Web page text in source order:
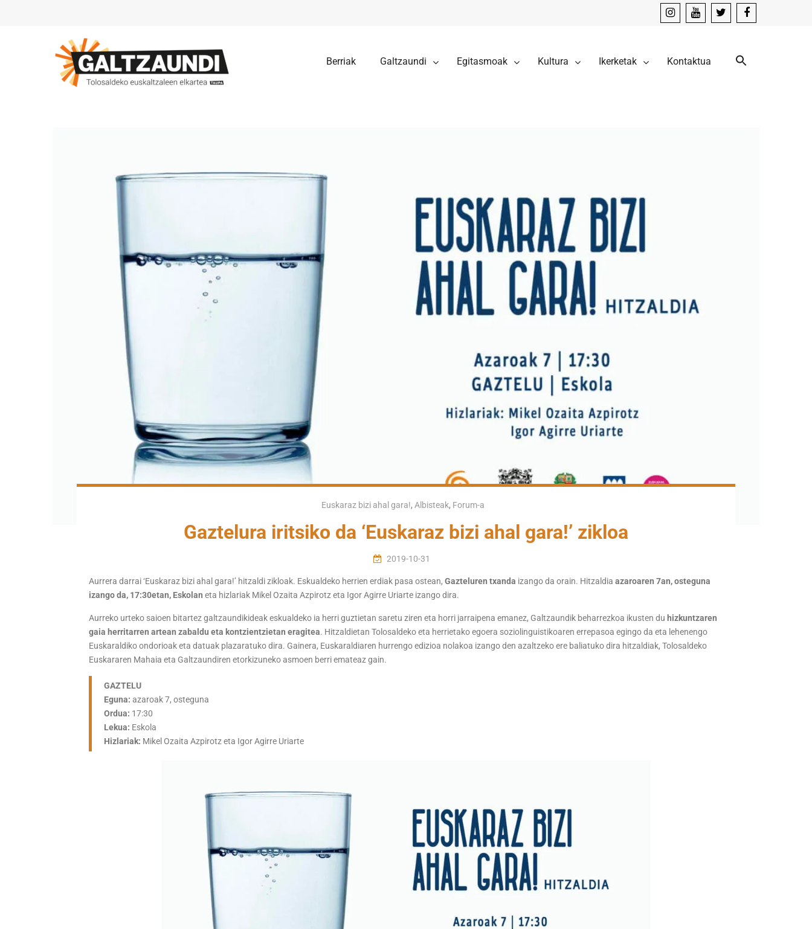
Berriak Galtzaundi Egitasmoak Kultura Ikerketak Kontaktua
Euskaraz bizi ahal gara!, Albisteak, Forum-a
Gaztelura iritsiko da ‘Euskaraz bizi ahal gara!’ zikloa
2019-10-31
Aurrera darrai ‘Euskaraz bizi ahal gara!’ hitzaldi zikloak. Eskualdeko herrien erdiak pasa ostean, Gazteluren txanda izango da orain. Hitzaldia azaroaren 7an, osteguna
izango da, 17:30etan, Eskolan eta hizlariak Mikel Ozaita Azpirotz eta Igor Agirre Uriarte izango dira.
Aurreko urteko saioen bitartez galtzaundikideak eskualdeko ia herri guztietan saretu ziren eta horri jarraipena emanez, Galtzaundik beharrezkoa ikusten du hizkuntzaren
gaia herritarren artean zabaldu eta kontzientzietan eragitea. Hitzaldietan Tolosaldeko eta herrietako egoera soziolinguistikoaren errepasoa egingo da eta lehenengo
Euskaraldiko ondorioak eta datuak plazaratuko dira. Gainera, Euskaraldiaren hurrengo edizioa nolakoa izango den azaltzeko ere baliatuko dira hitzaldiak, Tolosaldeko
Euskararen Mahaia eta Galtzaundiren etorkizuneko asmoen berri emateaz gain.
GAZTELU
Eguna: azaroak 7, osteguna
Ordua: 17:30
Lekua: Eskola
Hizlariak: Mikel Ozaita Azpirotz eta Igor Agirre Uriarte